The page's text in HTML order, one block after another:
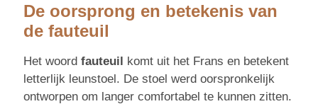
De oorsprong en betekenis van
de fauteuil
Het woord fauteuil komt uit het Frans en betekent
letterlijk leunstoel. De stoel werd oorspronkelijk
ontworpen om langer comfortabel te kunnen zitten.